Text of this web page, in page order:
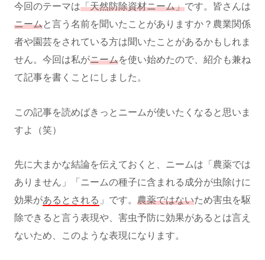
今回のテーマは「天然防除資材ニーム」です。皆さんは
ニームと言う名前を聞いたことがありますか？農業関係
者や園芸をされている方は聞いたことがあるかもしれま
せん。今回は私がニームを使い始めたので、紹介も兼ね
て記事を書くことにしました。
この記事を読めばきっとニームが使いたくなると思いま
すよ（笑）
先に大まかな結論を伝えておくと、ニームは「農薬では
ありません」「ニームの種子に含まれる成分が虫除けに
効果があるとされる 」です。 農薬ではないため害虫を駆
除できると言う表現や、害虫予防に効果があるとは言え
ないため、このような表現になります。